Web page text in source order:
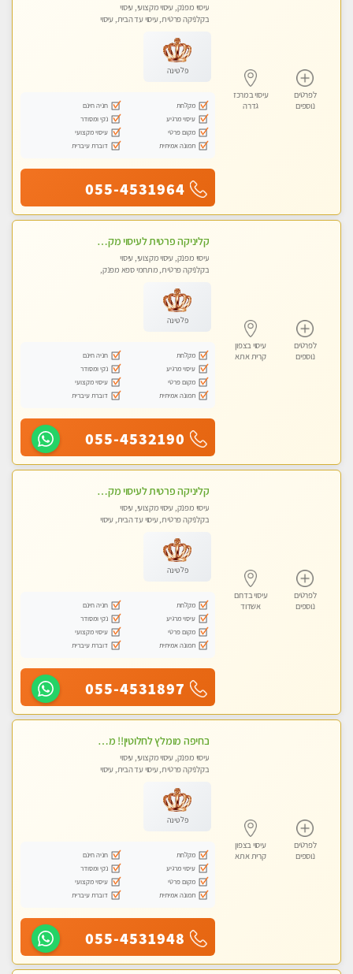
לפרטים
נוספים
עיסוי במרכז
גדרה
עיסוי מפנק, עיסוי מקצועי, עיסוי
בקלניקה פרטית, עיסוי עד הבית, עיסוי
פלטינה
מקלחת
חניה חינם
עיסוי מרגיע
נקי ומסודר
מקום פרטי
עיסוי מקצועי
תמונה אמיתית
דוברת עיברית
055-4531964
לפרטים
נוספים
עיסוי בצפון
קרית אתא
קליניקה פרטית לעיסוי מקצועי ואלטרנטיבי ברמה גבוהה VIP תתקשר ..... highly recommended..new in the city
עיסוי מפנק, עיסוי מקצועי, עיסוי
בקלניקה פרטית, מתחמי ספא מפנק,
טנטרה, עיסוי מגבר לגבר, עיסוי מגבר
לאישה
פלטינה
מקלחת
חניה חינם
עיסוי מרגיע
נקי ומסודר
מקום פרטי
עיסוי מקצועי
תמונה אמיתית
דוברת עיברית
055-4532190
לפרטים
נוספים
עיסוי בדרום
אשדוד
קליניקה פרטית לעיסוי מקצועי ואלטרנטיבי ברמה גבוהה VIP תתקשר ..... highly recommended..new in the city
עיסוי מפנק, עיסוי מקצועי, עיסוי
בקלניקה פרטית, עיסוי עד הבית, עיסוי
פלטינה
מקלחת
חניה חינם
עיסוי מרגיע
נקי ומסודר
מקום פרטי
עיסוי מקצועי
תמונה אמיתית
דוברת עיברית
055-4531897
לפרטים
נוספים
עיסוי בצפון
קרית אתא
בחיפה מומלץ לחלוטין!! מעסה יפה איכותית מקצועית ומפנקת מאוד פרטי מומלץ בחום.עיסוי מפנק מאוווד.
עיסוי מפנק, עיסוי מקצועי, עיסוי
בקלניקה פרטית, עיסוי עד הבית, עיסוי
פלטינה
מקלחת
חניה חינם
עיסוי מרגיע
נקי ומסודר
מקום פרטי
עיסוי מקצועי
תמונה אמיתית
דוברת עיברית
055-4531948